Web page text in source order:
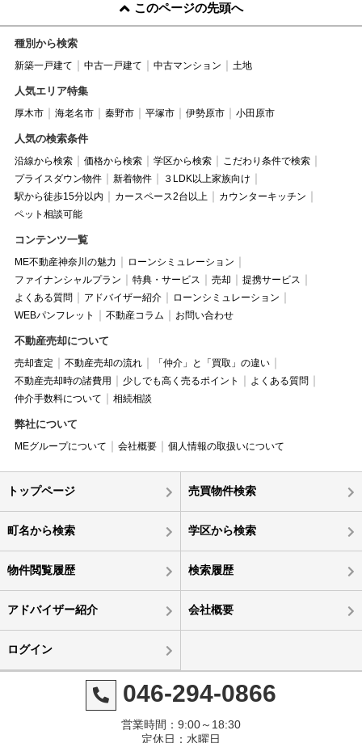
このページの先頭へ
種別から検索
新築一戸建て 中古一戸建て 中古マンション 土地
人気エリア特集
厚木市 海老名市 秦野市 平塚市 伊勢原市 小田原市
人気の検索条件
沿線から検索 価格から検索 学区から検索
こだわり条件で検索
プライスダウン物件
新着物件
３LDK以上家族向け
駅から徒歩15分以内
カースペース2台以上
カウンターキッチン
ペット相談可能
コンテンツ一覧
ME不動産神奈川の魅力
ローンシミュレーション
ファイナンシャルプラン
特典・サービス 売却
提携サービス
よくある質問
アドバイザー紹介
ローンシミュレーション
WEBパンフレット
不動産コラム お問い合わせ
不動産売却について
売却査定 不動産売却の流れ
「仲介」と「買取」の違い
不動産売却時の諸費用
少しでも高く売るポイント
よくある質問
仲介手数料について
相続相談
弊社について
MEグループについて 会社概要 個人情報の取扱いについて
トップページ 売買物件検索
町名から検索 学区から検索
物件閲覧履歴 検索履歴
アドバイザー紹介 会社概要
ログイン
046-294-0866
営業時間：9:00～18:30
定休日：水曜日